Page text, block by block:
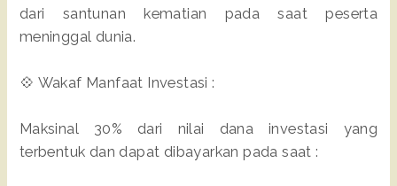
dari santunan kematian pada saat peserta
meninggal dunia.
💠 Wakaf Manfaat Investasi :
Maksinal 30% dari nilai dana investasi yang
terbentuk dan dapat dibayarkan pada saat :